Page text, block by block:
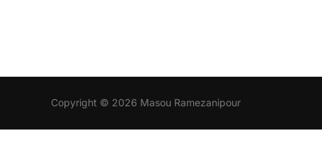
Copyright © 2026 Masou Ramezanipour